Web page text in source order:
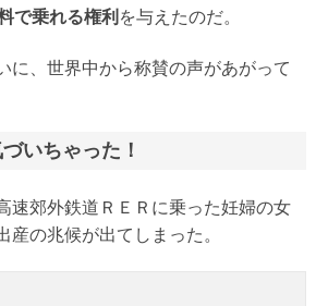
で乗れる権利 を与えたのだ。
に、世界中から称賛の声があがって
いちゃった！
速郊外鉄道ＲＥＲに乗った妊婦の女
産の兆候が出てしまった。